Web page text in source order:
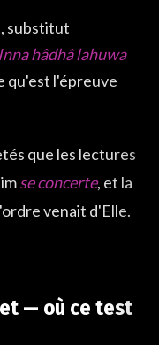
substitut
Inna hâdhâ lahuwa
qu'est l'épreuve
que les lectures
se concerte, et la
venait d'Elle.
— où ce test